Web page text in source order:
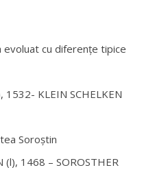
evoluat cu diferenţe tipice
1532- KLEIN SCHELKEN
Soroştin
(l), 1468 – SOROSTHER